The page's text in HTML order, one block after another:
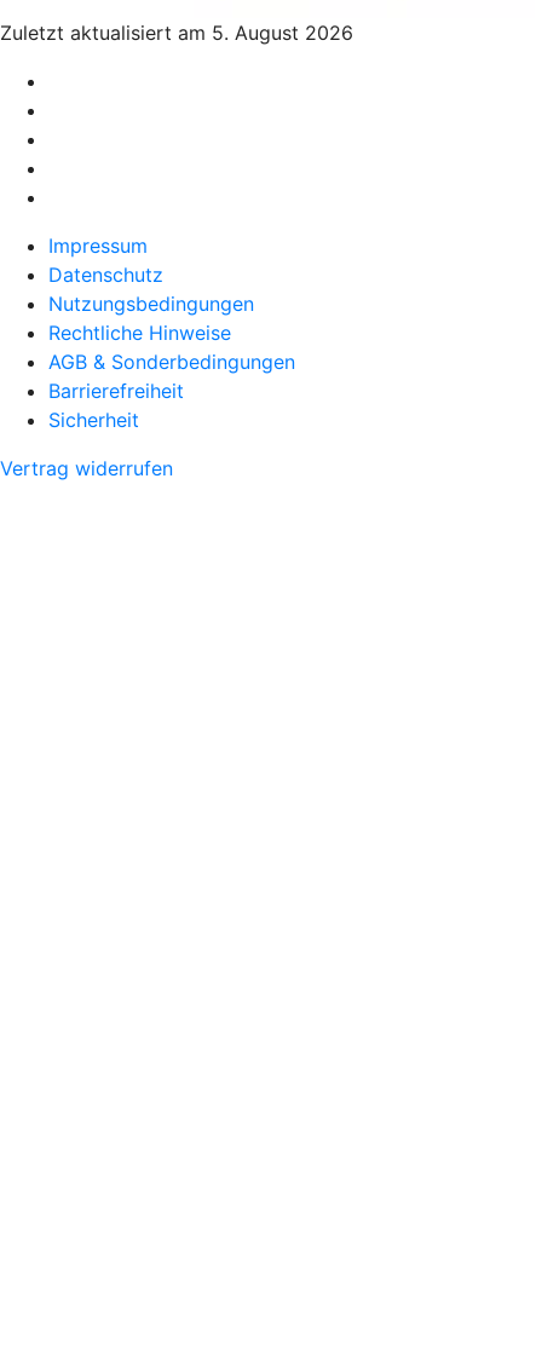
Zuletzt aktualisiert am 5. August 2026
Impressum
Datenschutz
Nutzungsbedingungen
Rechtliche Hinweise
AGB & Sonderbedingungen
Barrierefreiheit
Sicherheit
Vertrag widerrufen